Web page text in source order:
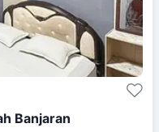
Banjaran